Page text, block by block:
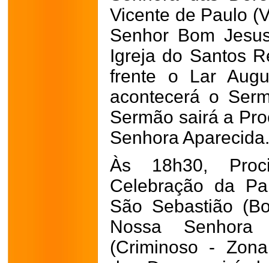
Vicente de Paulo
Senhor Bom
Igreja do Santos
frente o Lar
acontecerá o
Sermão sairá a
Senhora Aparecida.
Às 18h30,
Celebração da
São Sebastião
Nossa
(Criminoso -